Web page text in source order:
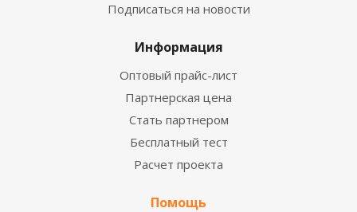
Подписаться на новости
Информация
Оптовый прайс-лист
Партнерская цена
Стать партнером
Бесплатный тест
Расчет проекта
Помощь